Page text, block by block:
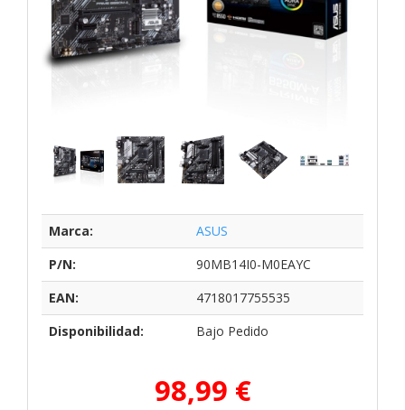
Marca:
ASUS
P/N:
90MB14I0-M0EAYC
EAN:
4718017755535
Disponibilidad:
Bajo Pedido
98,99 €